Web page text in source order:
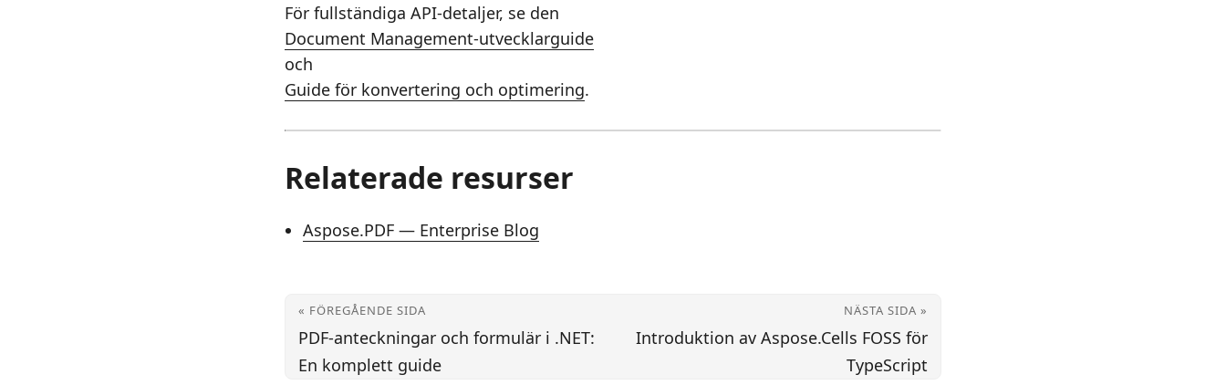
För fullständiga API-detaljer, se den
Document Management-utvecklarguide
och
Guide för konvertering och optimering.
Relaterade resurser
Aspose.PDF — Enterprise Blog
« FÖREGÅENDE SIDA
PDF-anteckningar och formulär i .NET:
En komplett guide
NÄSTA SIDA »
Introduktion av Aspose.Cells FOSS för
TypeScript